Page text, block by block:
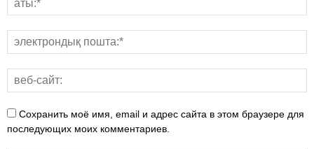
Сохранить моё имя, email и адрес сайта в этом браузере для
последующих моих комментариев.